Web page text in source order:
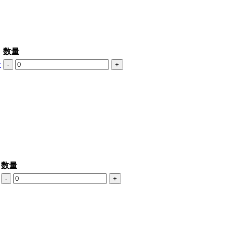
数量
- +
数量
- +